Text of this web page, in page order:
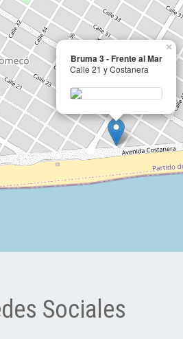
Bruma 3 - Frente al Mar
Calle 21 y Costanera
×
Sociales